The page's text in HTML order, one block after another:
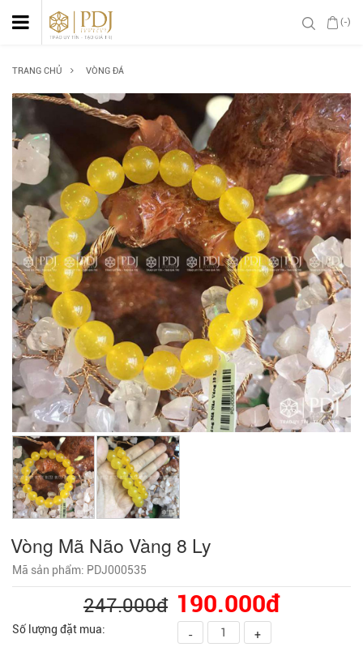
(-)
TRANG CHỦ VÒNG ĐÁ
Vòng Mã Não Vàng 8 Ly
Mã sản phẩm: PDJ000535
247.000đ 190.000đ
Số lượng đặt mua: - +